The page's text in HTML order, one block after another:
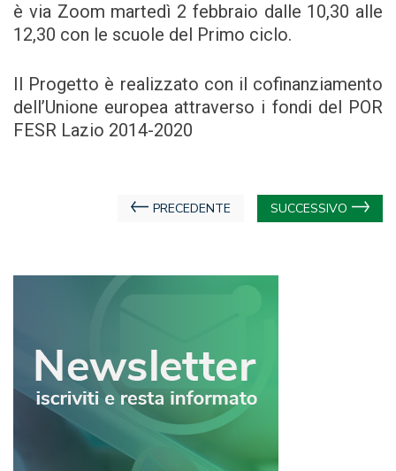
è via Zoom martedì 2 febbraio dalle 10,30 alle
12,30 con le scuole del Primo ciclo.
Il Progetto è realizzato con il cofinanziamento
dell’Unione europea attraverso i fondi del POR
FESR Lazio 2014-2020
Navigazione
PRECEDENTE SUCCESSIVO